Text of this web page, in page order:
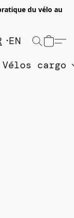
du vélo au
EN
Vélos cargo